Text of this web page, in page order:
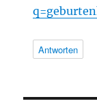
Antworten